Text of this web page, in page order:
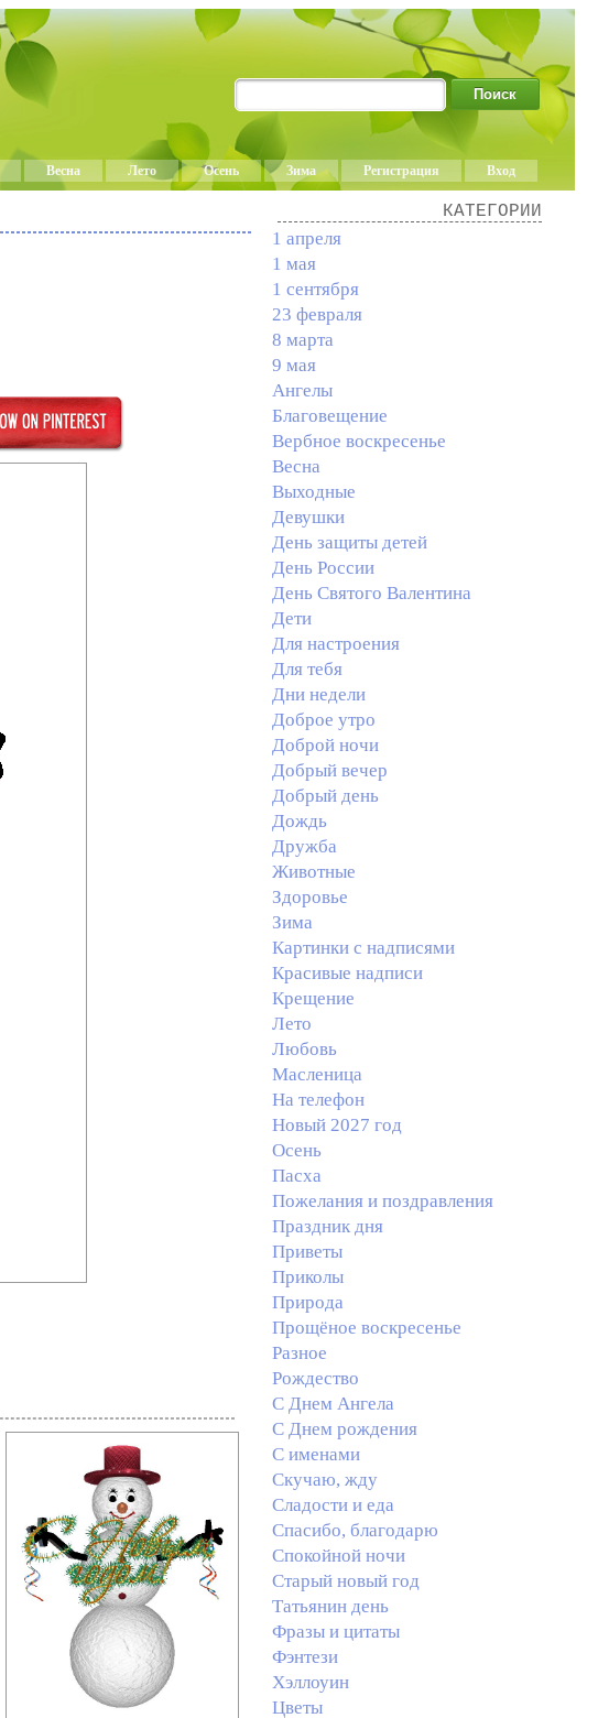
Весна Лето Осень Зима Регистрация Вход
КАТЕГОРИИ
1 апреля
1 мая
1 сентября
23 февраля
8 марта
9 мая
Ангелы
Благовещение
Вербное воскресенье
Весна
Выходные
Девушки
День защиты детей
День России
День Святого Валентина
Дети
Для настроения
Для тебя
Дни недели
Доброе утро
Доброй ночи
Добрый вечер
Добрый день
Дождь
Дружба
Животные
Здоровье
Зима
Картинки с надписями
Красивые надписи
Крещение
Лето
Любовь
Масленица
На телефон
Новый 2027 год
Осень
Пасха
Пожелания и поздравления
Праздник дня
Приветы
Приколы
Природа
Прощёное воскресенье
Разное
Рождество
С Днем Ангела
С Днем рождения
С именами
Скучаю, жду
Сладости и еда
Спасибо, благодарю
Спокойной ночи
Старый новый год
Татьянин день
Фразы и цитаты
Фэнтези
Хэллоуин
Цветы